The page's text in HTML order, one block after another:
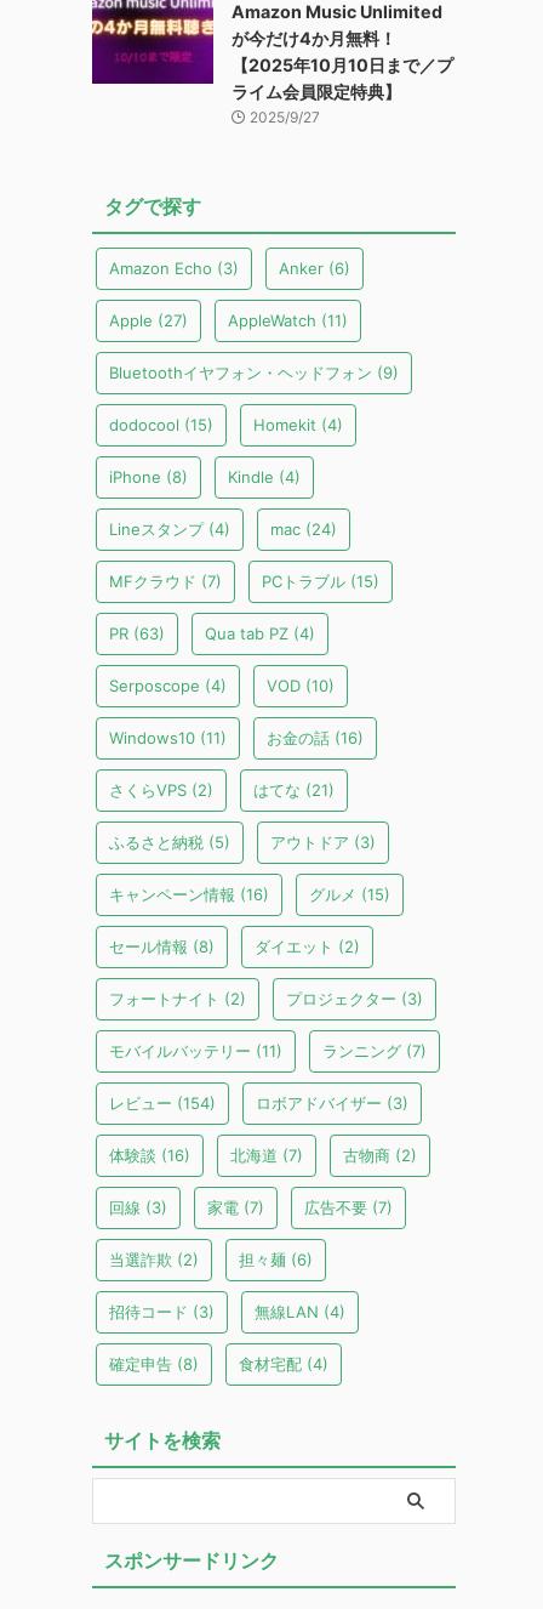
Amazon Music Unlimited
が今だけ4か月無料！
【2025年10月10日まで／プ
ライム会員限定特典】
2025/9/27
タグで探す
Amazon Echo (3) Anker (6)
Apple (27) AppleWatch (11)
Bluetoothイヤフォン・ヘッドフォン (9)
dodocool (15) Homekit (4)
iPhone (8) Kindle (4)
Lineスタンプ(4) mac (24)
MFクラウド (7) PCトラブル (15)
PR (63) Qua tab PZ (4)
Serposcope (4) VOD (10)
Windows10 (11) お金の話 (16)
さくらVPS (2) はてな (21)
ふるさと納税 (5) アウトドア (3)
キャンペーン情報 (16) グルメ (15)
セール情報 (8) ダイエット (2)
フォートナイト (2) プロジェクター (3)
モバイルバッテリー (11) ランニング (7)
レビュー (154) ロボアドバイザー (3)
体験談 (16) 北海道 (7) 古物商 (2)
回線 (3) 家電 (7) 広告不要 (7)
当選詐欺 (2) 担々麺 (6)
招待コード (3) 無線LAN (4)
確定申告 (8) 食材宅配 (4)
サイトを検索
スポンサードリンク